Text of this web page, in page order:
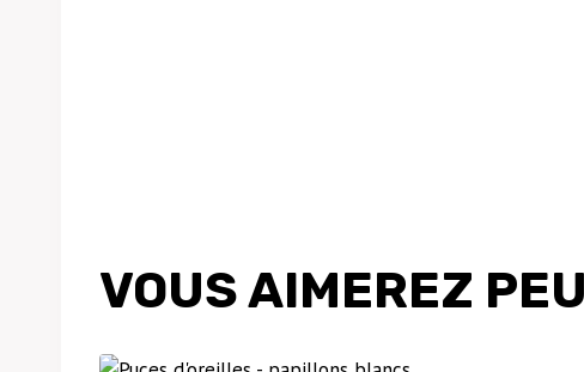
VOUS AIMEREZ